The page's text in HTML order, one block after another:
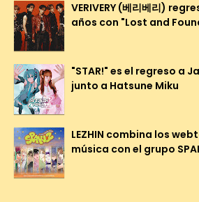
VERIVERY (베리베리)
años con "Lost and
"STAR!" es el regreso a
junto a Hatsune Miku
LEZHIN combina los
música con el grupo